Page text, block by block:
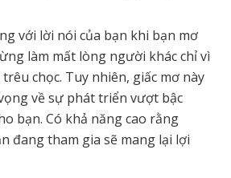
với lời nói của bạn khi bạn mơ
làm mất lòng người khác chỉ vì
chọc. Tuy nhiên, giấc mơ này
về sự phát triển vượt bậc
bạn. Có khả năng cao rằng
đang tham gia sẽ mang lại lợi